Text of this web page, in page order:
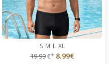
S M L XL
19.99€* 8.99€